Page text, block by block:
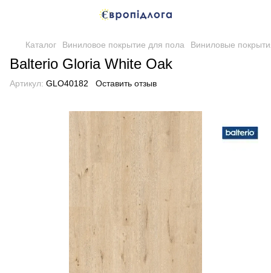
Каталог Виниловое покрытие для пола Виниловые
Balterio Gloria White Oak
Артикул: GLO40182 Оставить отзыв